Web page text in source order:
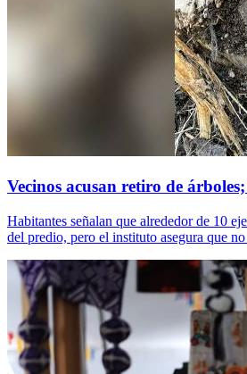
Vecinos acusan retiro de
Habitantes señalan que alrededor de 10
del predio, pero el instituto asegura que